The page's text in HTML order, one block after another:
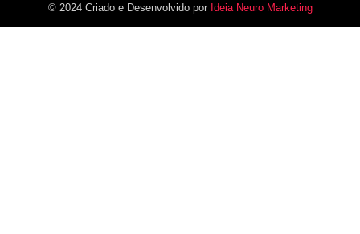
© 2024 Criado e Desenvolvido por Ideia Neuro Marketing